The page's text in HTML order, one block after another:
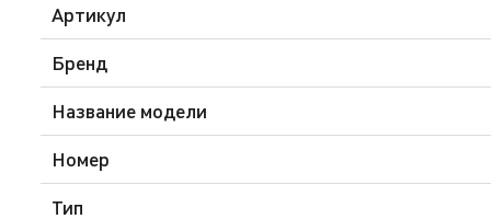
Артикул
Бренд
Название модели
Номер
Тип